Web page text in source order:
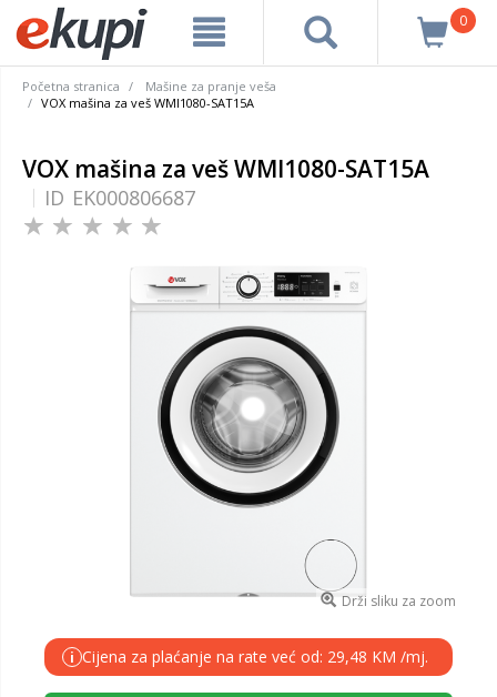
0
Početna stranica
Mašine za pranje veša
VOX mašina za veš WMI1080-SAT15A
VOX mašina za veš WMI1080-SAT15A
ID EK000806687
Drži sliku za zoom
i Cijena za plaćanje na rate već od: 29,48 KM /mj.